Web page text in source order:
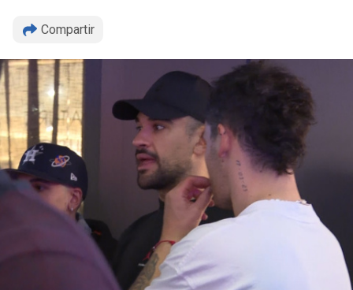
Compartir
Copiar